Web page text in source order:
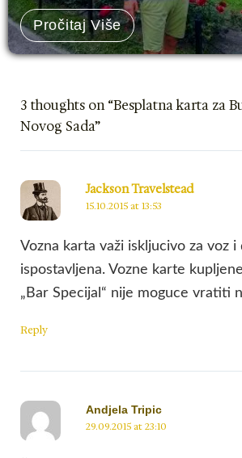
Pročitaj Više
3 thoughts on “Besplatna karta za
Novog Sada”
Jackson Travelstead
15.10.2015 at 13:53
Vozna karta važi iskljucivo za voz i
ispostavljena. Vozne karte
„Bar Specijal“ nije moguce vratiti
Reply
Andjela Tripic
29.09.2015 at 23:10